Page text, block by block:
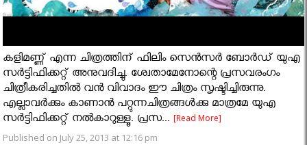
കളിമണ്ണ് എന്ന ചിത്രത്തിന് ഫിലിം സെന്‍സര്‍ ബോര്‍ഡ് യുഎ
സര്‍ട്ടിഫിക്കറ്റ് അനുവദിച്ചു. ശ്വേതാമേനോന്റെ പ്രസവരംഗം
ചിത്രീകരിച്ചതിൽ വൻ വിവാദം ഈ ചിത്രം സൃഷ്ടിച്ചിരുന്നു.
എല്ലാവർക്കും കാണാൻ പറ്റുന്നചിത്രങ്ങൾക്കു മാത്രമേ യുഎ
സര്‍ട്ടിഫിക്കറ്റ് നൽകാറുള്ളൂ. പ്രസ...[Read More]
Published on July 25, 2013 at 12:16 pm